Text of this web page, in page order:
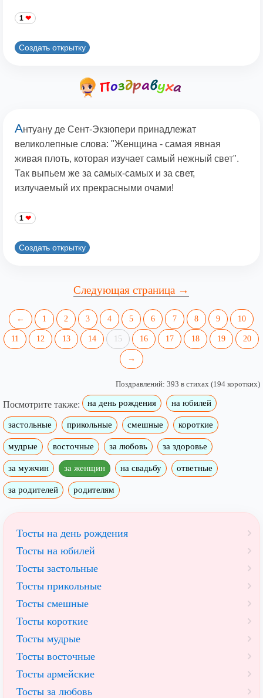
1
Создать открытку
Антуану де Сент-Экзюпери принадлежат
великолепные слова: "Женщина - самая явная
живая плоть, которая изучает самый нежный свет".
Так выпьем же за самых-самых и за свет,
излучаемый их прекрасными очами!
1
Создать открытку
Следующая страница →
← 1 2 3 4 5 6 7 8 9 10
11 12 13 14 15 16 17 18 19 20
→
Поздравлений: 393 в стихах (194 коротких)
Посмотрите также: на день рождения на юбилей
застольные прикольные смешные короткие
мудрые восточные за любовь за здоровье
за мужчин за женщин на свадьбу ответные
за родителей родителям
Тосты на день рождения
Тосты на юбилей
Тосты застольные
Тосты прикольные
Тосты смешные
Тосты короткие
Тосты мудрые
Тосты восточные
Тосты армейские
Тосты за любовь